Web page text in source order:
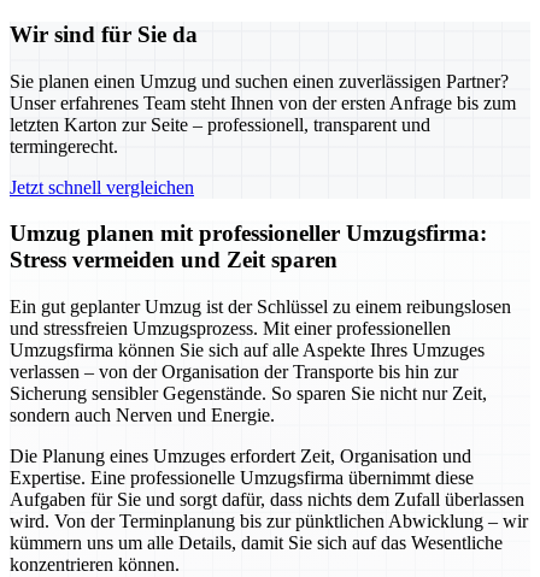
Wir sind für Sie da
Sie planen einen Umzug und suchen einen zuverlässigen Partner?
Unser erfahrenes Team steht Ihnen von der ersten Anfrage bis zum
letzten Karton zur Seite – professionell, transparent und
termingerecht.
Jetzt schnell vergleichen
Umzug planen mit professioneller Umzugsfirma:
Stress vermeiden und Zeit sparen
Ein gut geplanter Umzug ist der Schlüssel zu einem reibungslosen
und stressfreien Umzugsprozess. Mit einer professionellen
Umzugsfirma können Sie sich auf alle Aspekte Ihres Umzuges
verlassen – von der Organisation der Transporte bis hin zur
Sicherung sensibler Gegenstände. So sparen Sie nicht nur Zeit,
sondern auch Nerven und Energie.
Die Planung eines Umzuges erfordert Zeit, Organisation und
Expertise. Eine professionelle Umzugsfirma übernimmt diese
Aufgaben für Sie und sorgt dafür, dass nichts dem Zufall überlassen
wird. Von der Terminplanung bis zur pünktlichen Abwicklung – wir
kümmern uns um alle Details, damit Sie sich auf das Wesentliche
konzentrieren können.